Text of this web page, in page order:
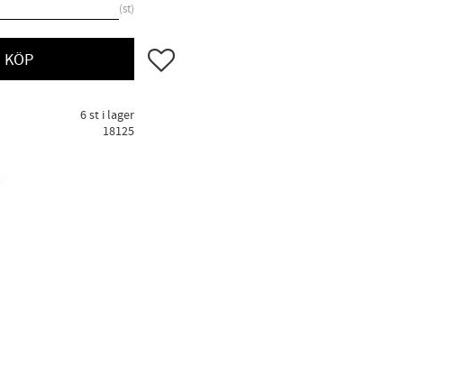
st
KÖP Lägg till i favoriter
6 st i lager
18125